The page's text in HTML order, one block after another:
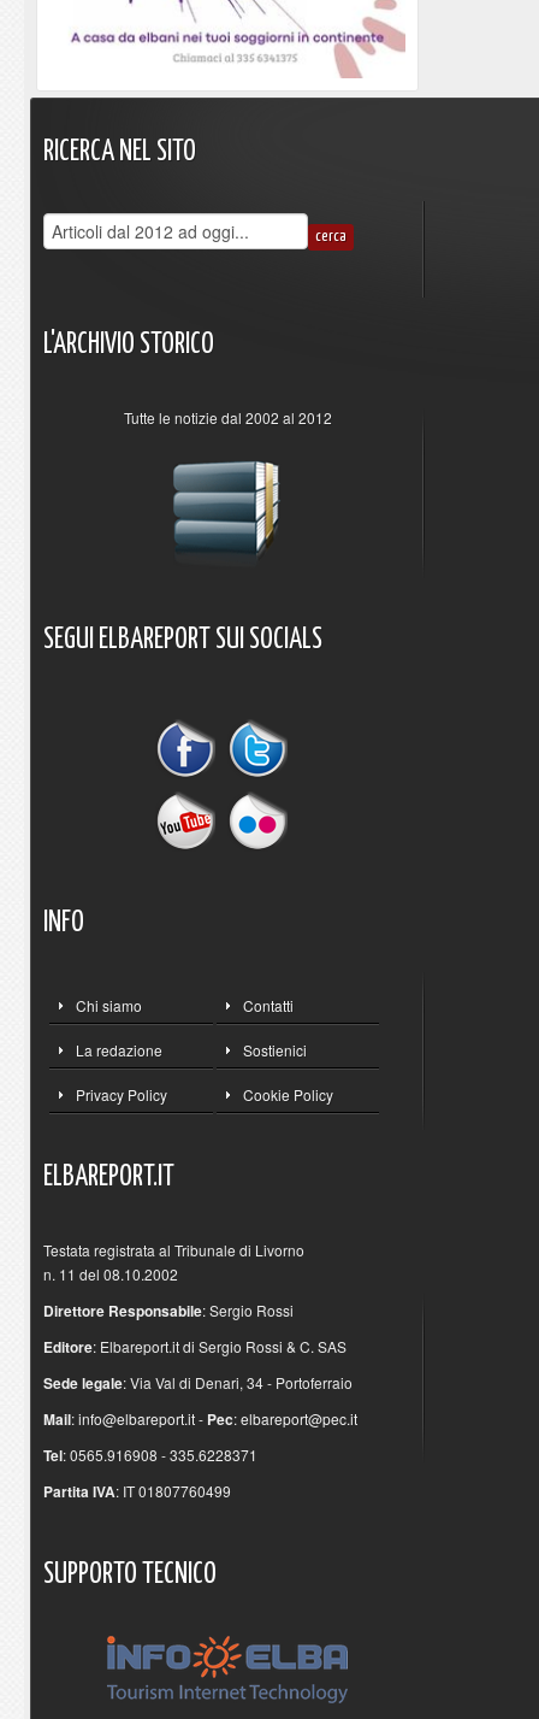
RICERCA NEL SITO
L'ARCHIVIO STORICO
Tutte le notizie dal 2002 al 2012
SEGUI ELBAREPORT SUI SOCIALS
INFO
Chi siamo Contatti
La redazione Sostienici
Privacy Policy Cookie Policy
ELBAREPORT.IT
Testata registrata al Tribunale di Livorno
n. 11 del 08.10.2002
Direttore Responsabile: Sergio Rossi
Editore: Elbareport.it di Sergio Rossi & C. SAS
Sede legale: Via Val di Denari, 34 - Portoferraio
Mail:info@elbareport.it- Pec:elbareport@pec.it
Tel: 0565.916908 - 335.6228371
Partita IVA: IT 01807760499
SUPPORTO TECNICO